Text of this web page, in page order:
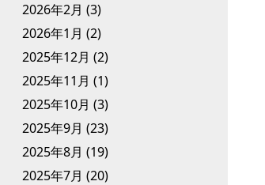
2026年2月 (3)
2026年1月 (2)
2025年12月 (2)
2025年11月 (1)
2025年10月 (3)
2025年9月 (23)
2025年8月 (19)
2025年7月 (20)